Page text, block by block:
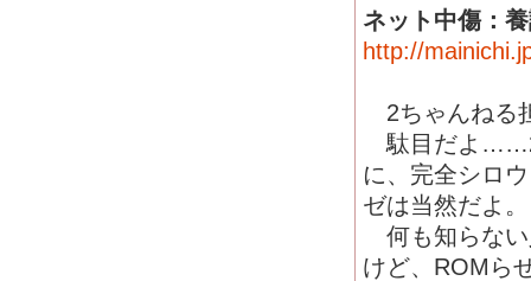
ネット中傷：
http://
2ちゃんね
駄目だよ……2
に、完全シロ
ゼは当然だよ。
何も知らない
けど、ROMら